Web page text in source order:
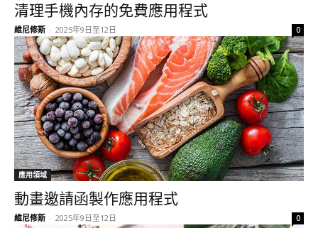
清理手機內存的免費應用程式
維尼修斯 - 2025年9日至12日 0
應用領域
動畫邀請函製作應用程式
維尼修斯 - 2025年9日至12日 0